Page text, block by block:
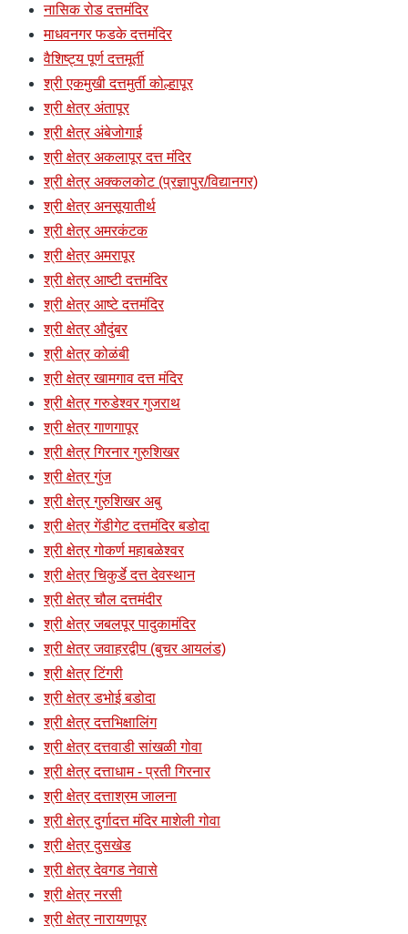
नासिक रोड दत्तमंदिर
माधवनगर फडके दत्तमंदिर
वैशिष्ट्य पूर्ण दत्तमूर्ती
श्री एकमुखी दत्तमुर्ती कोल्हापूर
श्री क्षेत्र अंतापूर
श्री क्षेत्र अंबेजोगाई
श्री क्षेत्र अकलापूर दत्त मंदिर
श्री क्षेत्र अक्कलकोट (प्रज्ञापुर/विद्यानगर)
श्री क्षेत्र अनसूयातीर्थ
श्री क्षेत्र अमरकंटक
श्री क्षेत्र अमरापूर
श्री क्षेत्र आष्टी दत्तमंदिर
श्री क्षेत्र आष्टे दत्तमंदिर
श्री क्षेत्र औदुंबर
श्री क्षेत्र कोळंबी
श्री क्षेत्र खामगाव दत्त मंदिर
श्री क्षेत्र गरुडेश्वर गुजराथ
श्री क्षेत्र गाणगापूर
श्री क्षेत्र गिरनार गुरुशिखर
श्री क्षेत्र गुंज
श्री क्षेत्र गुरुशिखर अबु
श्री क्षेत्र गेंडीगेट दत्तमंदिर बडोदा
श्री क्षेत्र गोकर्ण महाबळेश्वर
श्री क्षेत्र चिकुर्डे दत्त देवस्थान
श्री क्षेत्र चौल दत्तमंदीर
श्री क्षेत्र जबलपूर पादुकामंदिर
श्री क्षेत्र जवाहरद्वीप (बुचर आयलंड)
श्री क्षेत्र टिंगरी
श्री क्षेत्र डभोई बडोदा
श्री क्षेत्र दत्तभिक्षालिंग
श्री क्षेत्र दत्तवाडी सांखळी गोवा
श्री क्षेत्र दत्ताधाम - प्रती गिरनार
श्री क्षेत्र दत्ताश्रम जालना
श्री क्षेत्र दुर्गादत्त मंदिर माशेली गोवा
श्री क्षेत्र दुसखेड
श्री क्षेत्र देवगड नेवासे
श्री क्षेत्र नरसी
श्री क्षेत्र नारायणपूर